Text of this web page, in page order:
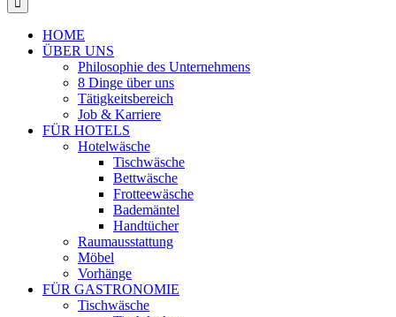
HOME
ÜBER UNS
Philosophie des Unternehmens
8 Dinge über uns
Tätigkeitsbereich
Job & Karriere
FÜR HOTELS
Hotelwäsche
Tischwäsche
Bettwäsche
Frotteewäsche
Bademäntel
Handtücher
Raumausstattung
Möbel
Vorhänge
FÜR GASTRONOMIE
Tischwäsche